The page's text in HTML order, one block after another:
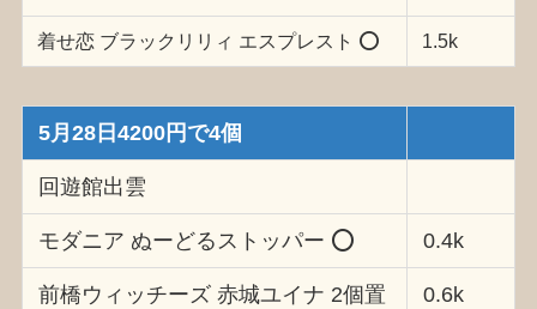
着せ恋 ブラックリリィ エスプレスト ⭕️ 1.5k
5月28日4200円で4個
回遊館出雲
モダニア ぬーどるストッパー ⭕️ 0.4k
前橋ウィッチーズ 赤城ユイナ 2個置
0.6k